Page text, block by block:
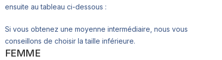
ensuite au tableau ci-dessous :
Si vous obtenez une moyenne intermédiaire, nous vous
conseillons de choisir la taille inférieure.
FEMME